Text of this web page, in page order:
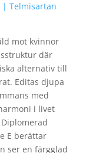
| Telmisartan
mot kvinnor
där
alternativ till
Editas djupa
med
i livet
E berättar
ser en färgglad